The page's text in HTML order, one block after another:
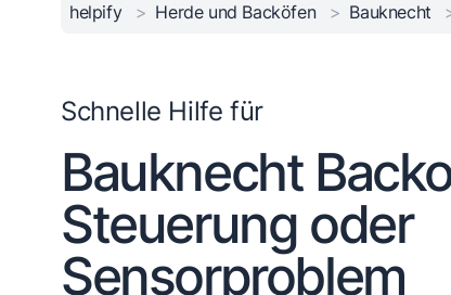
helpify > Herde und Backöfen > Bauknecht
Schnelle Hilfe für
Bauknecht
Steuerung oder
Sensorproblem